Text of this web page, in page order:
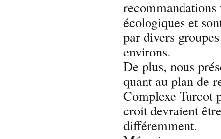
recommandations
écologiques et
par divers
environs.
De plus, nous
quant au plan de
Complexe Turcot
croit devraient
différemment.